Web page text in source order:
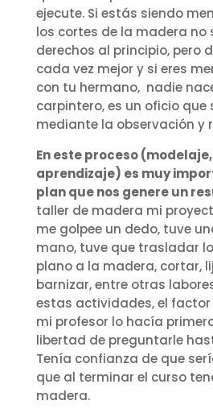
ejecute. Si estás siendo
los cortes de la madera no
derechos al principio, pero
cada vez mejor y si eres
con tu hermano, nadie
carpintero, es un oficio que
mediante la observación y
En este proceso
aprendizaje) es muy
plan que nos genere un
taller de madera mi
me golpee un dedo, tuve
mano, tuve que trasladar
plano a la madera, cortar,
barnizar, entre otras
estas actividades, el
mi profesor lo hacía
libertad de preguntarle
Tenía confianza de que
que al terminar el curso
madera.